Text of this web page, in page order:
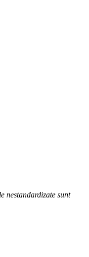
nestandardizate sunt